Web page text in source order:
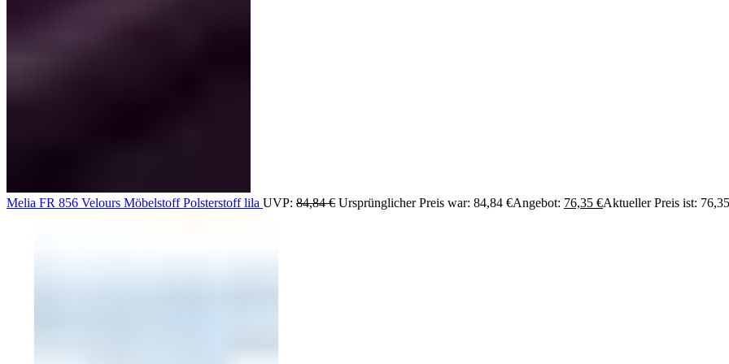
Melia FR 856 Velours Möbelstoff Polsterstoff lila UVP: 84,84€ Ursprünglicher Preis war: 84,84 €Angebot: 76,35 €Aktueller Preis ist: